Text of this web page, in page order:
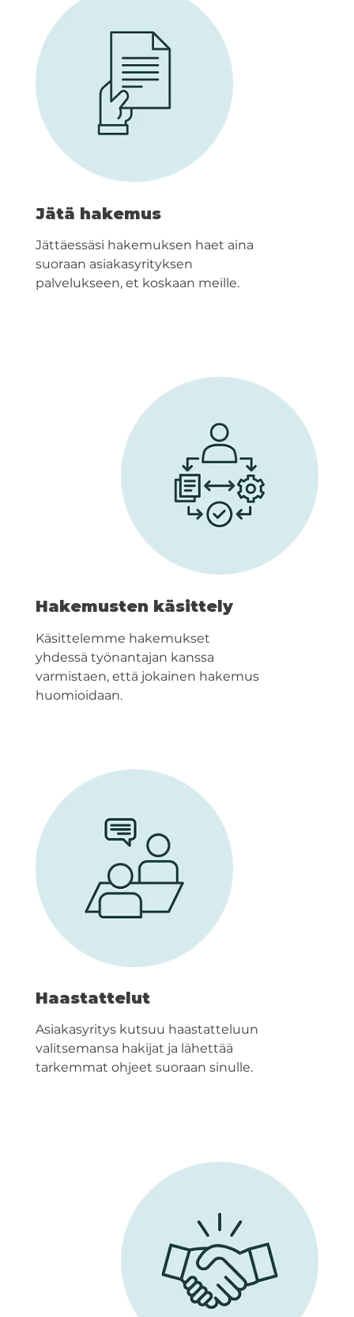
Jätä hakemus
Jättäessäsi hakemuksen haet aina
suoraan asiakasyrityksen
palvelukseen, et koskaan meille.
Hakemusten käsittely
Käsittelemme hakemukset
yhdessä työnantajan kanssa
varmistaen, että jokainen hakemus
huomioidaan.
Haastattelut
Asiakasyritys kutsuu haastatteluun
valitsemansa hakijat ja lähettää
tarkemmat ohjeet suoraan sinulle.